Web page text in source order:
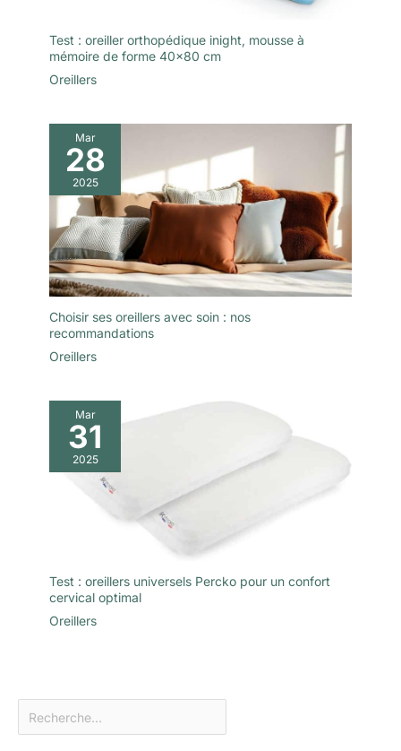
Test : oreiller orthopédique inight, mousse à
mémoire de forme 40×80 cm
Oreillers
Mar
28
2025
Choisir ses oreillers avec soin : nos
recommandations
Oreillers
Mar
31
2025
Test : oreillers universels Percko pour un confort
cervical optimal
Oreillers